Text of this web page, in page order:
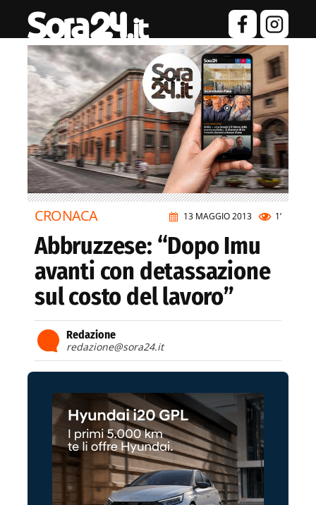
13 MAGGIO 2013 1’
CRONACA
Abbruzzese: “Dopo Imu
avanti con detassazione
sul costo del lavoro”
Redazione
redazione@sora24.it